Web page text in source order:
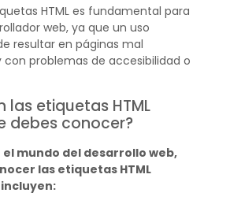
HTML es fundamental para
web, ya que un uso
resultar en páginas mal
problemas de accesibilidad o
las etiquetas HTML
debes conocer?
el mundo del desarrollo web,
las etiquetas HTML
incluyen: